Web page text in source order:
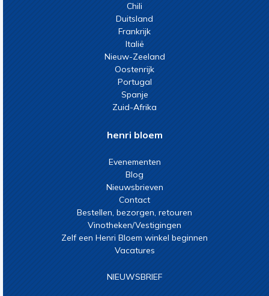
Chili
Duitsland
Frankrijk
Italië
Nieuw-Zeeland
Oostenrijk
Portugal
Spanje
Zuid-Afrika
henri bloem
Evenementen
Blog
Nieuwsbrieven
Contact
Bestellen, bezorgen, retouren
Vinotheken/Vestigingen
Zelf een Henri Bloem winkel beginnen
Vacatures
NIEUWSBRIEF